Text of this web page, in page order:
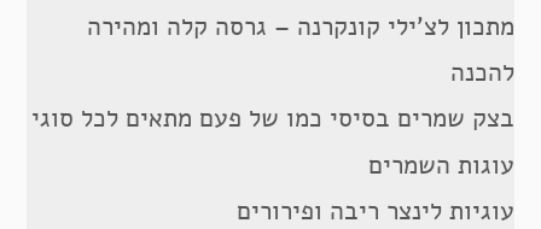
מתכון לצ’ילי קונקרנה – גרסה קלה ומהירה
להכנה
בצק שמרים בסיסי כמו של פעם מתאים לכל סוגי
עוגות השמרים
עוגיות לינצר ריבה ופירורים